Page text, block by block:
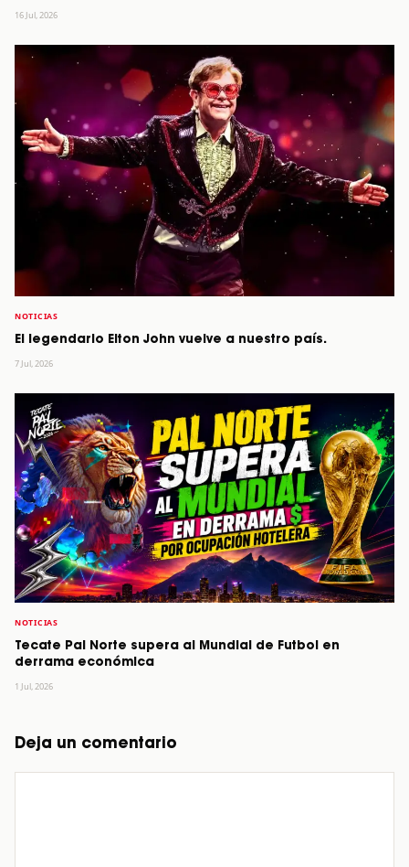
16 Jul, 2026
NOTICIAS
El legendario Elton John vuelve a nuestro país.
7 Jul, 2026
NOTICIAS
Tecate Pal Norte supera al Mundial de Futbol en
derrama económica
1 Jul, 2026
Deja un comentario